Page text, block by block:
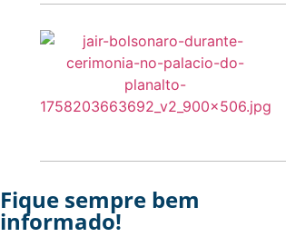
Fique sempre bem
informado!